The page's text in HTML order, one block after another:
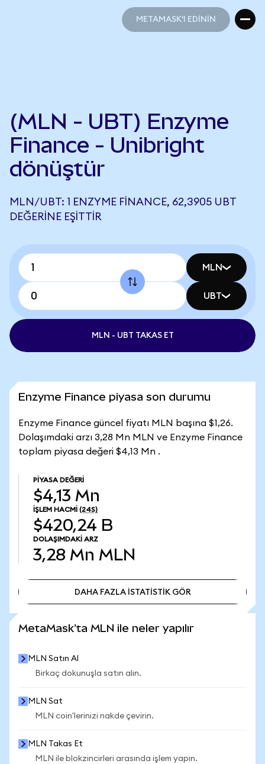
METAMASK'I EDİNİN
(MLN - UBT) Enzyme
Finance - Unibright
dönüştür
MLN/UBT: 1 ENZYME FINANCE, 62,3905 UBT
DEĞERINE EŞITTIR
MLN
UBT
MLN - UBT TAKAS ET
Enzyme Finance piyasa son durumu
Enzyme Finance güncel fiyatı MLN başına $1,26.
Dolaşımdaki arzı 3,28 Mn MLN ve Enzyme Finance
toplam piyasa değeri $4,13 Mn .
PIYASA DEĞERI
$4,13 Mn
İŞLEM HACMI (24S)
$420,24 B
DOLAŞIMDAKI ARZ
3,28 Mn MLN
DAHA FAZLA İSTATİSTİK GÖR
MetaMask'ta MLN ile neler yapılır
MLN Satın Al
Birkaç dokunuşla satın alın.
MLN Sat
MLN coin'lerinizi nakde çevirin.
MLN Takas Et
MLN ile blokzincirleri arasında işlem yapın.